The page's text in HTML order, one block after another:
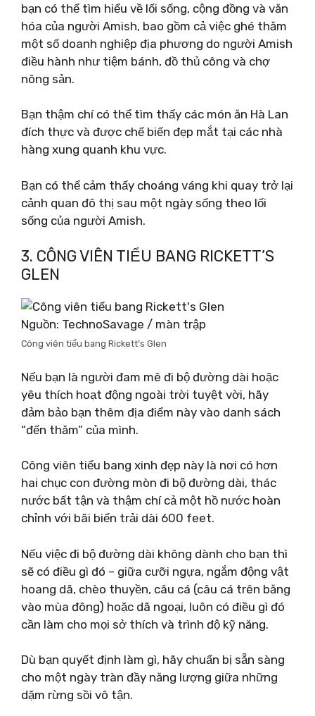
bạn có thể tìm hiểu về lối sống, cộng đồng và văn
hóa của người Amish, bao gồm cả việc ghé thăm
một số doanh nghiệp địa phương do người Amish
điều hành như tiệm bánh, đồ thủ công và chợ
nông sản.
Bạn thậm chí có thể tìm thấy các món ăn Hà Lan
đích thực và được chế biến đẹp mắt tại các nhà
hàng xung quanh khu vực.
Bạn có thể cảm thấy choáng váng khi quay trở lại
cảnh quan đô thị sau một ngày sống theo lối
sống của người Amish.
3. CÔNG VIÊN TIỂU BANG RICKETT’S
GLEN
Nguồn: TechnoSavage / màn trập
Công viên tiểu bang Rickett’s Glen
Nếu bạn là người đam mê đi bộ đường dài hoặc
yêu thích hoạt động ngoài trời tuyệt vời, hãy
đảm bảo bạn thêm địa điểm này vào danh sách
“đến thăm” của mình.
Công viên tiểu bang xinh đẹp này là nơi có hơn
hai chục con đường mòn đi bộ đường dài, thác
nước bất tận và thậm chí cả một hồ nước hoàn
chỉnh với bãi biển trải dài 600 feet.
Nếu việc đi bộ đường dài không dành cho bạn thì
sẽ có điều gì đó – giữa cưỡi ngựa, ngắm động vật
hoang dã, chèo thuyền, câu cá (câu cá trên băng
vào mùa đông) hoặc dã ngoại, luôn có điều gì đó
cần làm cho mọi sở thích và trình độ kỹ năng.
Dù bạn quyết định làm gì, hãy chuẩn bị sẵn sàng
cho một ngày tràn đầy năng lượng giữa những
dặm rừng sồi vô tận.